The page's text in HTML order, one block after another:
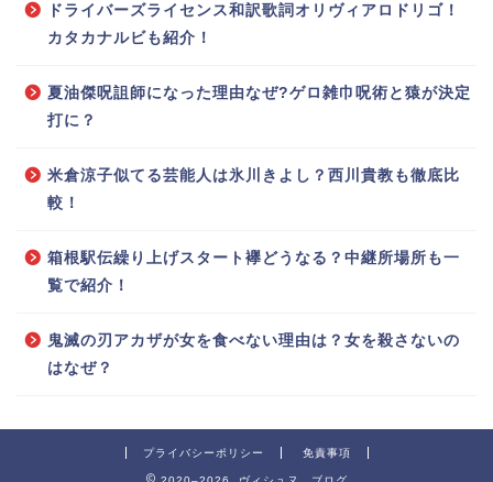
ドライバーズライセンス和訳歌詞オリヴィアロドリゴ！
カタカナルビも紹介！
夏油傑呪詛師になった理由なぜ?ゲロ雑巾呪術と猿が決定
打に？
米倉涼子似てる芸能人は氷川きよし？西川貴教も徹底比
較！
箱根駅伝繰り上げスタート襷どうなる？中継所場所も一
覧で紹介！
鬼滅の刃アカザが女を食べない理由は？女を殺さないの
はなぜ？
プライバシーポリシー 免責事項